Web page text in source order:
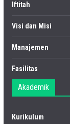
Iftitah
Visi dan Misi
Manajemen
Fasilitas
Akademik
Kurikulum